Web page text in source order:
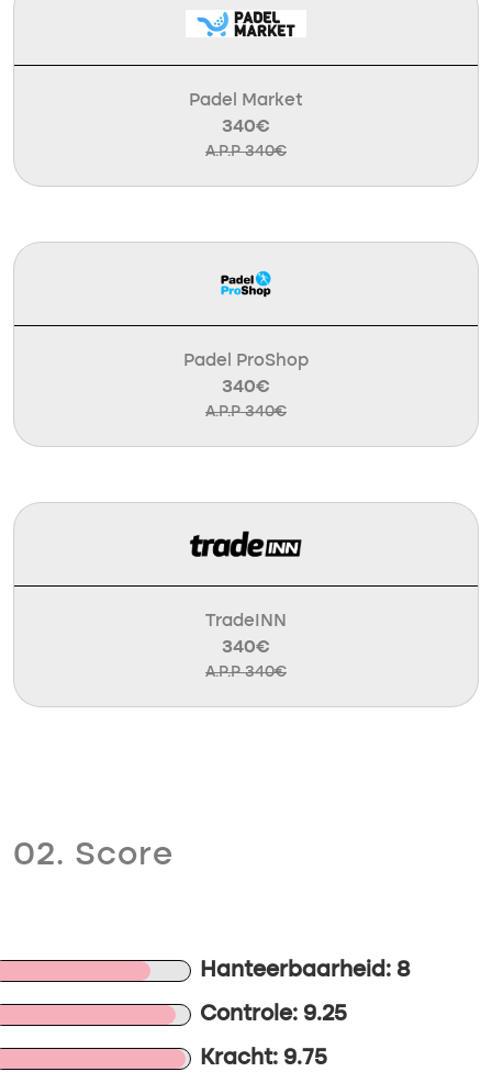
Padel Market
340€
A.P.P 340€
Padel ProShop
340€
A.P.P 340€
TradeINN
340€
A.P.P 340€
02. Score
Hanteerbaarheid: 8
Controle: 9.25
Kracht: 9.75